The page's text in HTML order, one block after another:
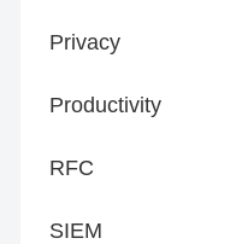
Privacy
Productivity
RFC
SIEM